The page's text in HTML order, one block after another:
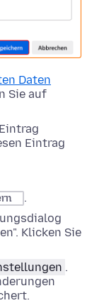
Daten
Sie auf
Eintrag
.
Klicken Sie
.